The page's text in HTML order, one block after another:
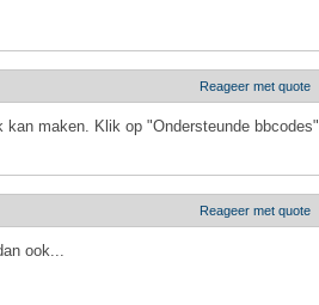
Reageer met quote
maken. Klik op "Ondersteunde bbcodes"
Reageer met quote
ook...